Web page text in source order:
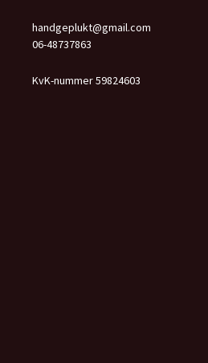
handgeplukt@gmail.com
06-48737863
KvK-nummer 59824603